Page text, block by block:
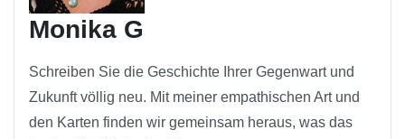
Monika G
Schreiben Sie die Geschichte Ihrer Gegenwart und
Zukunft völlig neu. Mit meiner empathischen Art und
den Karten finden wir gemeinsam heraus, was das